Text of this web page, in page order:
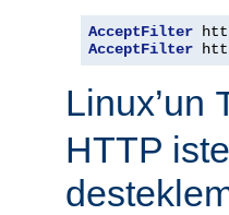
AcceptFilter
AcceptFilter
Linux’un
HTTP